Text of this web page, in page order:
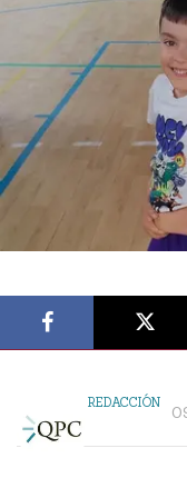
REDACCIÓN